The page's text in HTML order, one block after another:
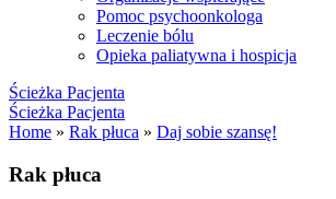
Pomoc psychoonkologa
Leczenie bólu
Opieka paliatywna i hospicja
Ścieżka Pacjenta
Ścieżka Pacjenta
Home » Rak płuca » Daj sobie szansę!
Rak płuca